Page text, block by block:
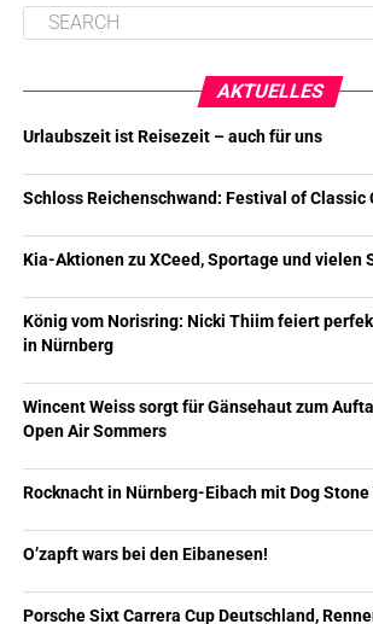
AKTUELLES
Urlaubszeit ist Reisezeit – auch für uns
Schloss Reichenschwand: Festival of Classic
Kia-Aktionen zu XCeed, Sportage und vielen
König vom Norisring: Nicki Thiim feiert
in Nürnberg
Wincent Weiss sorgt für Gänsehaut zum
Open Air Sommers
Rocknacht in Nürnberg-Eibach mit Dog Stone
O’zapft wars bei den Eibanesen!
Porsche Sixt Carrera Cup Deutschland,